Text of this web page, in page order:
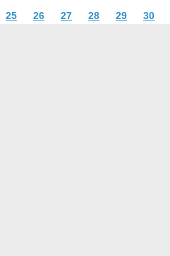
25 26 27 28 29 30